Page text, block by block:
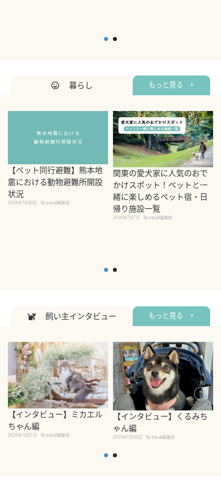
暮らし もっと見る +
【ペット同行避難】熊本地
震における動物避難所開設
状況
2026年7月30日 By equall編集部
関東の愛犬家に人気のおで
かけスポット！ペットと一
緒に楽しめるペット宿・日
帰り施設一覧
2026年7月7日 By equall編集部
飼い主インタビュー もっと見る +
【インタビュー】ミカエル
ちゃん編
2025年1月31日 By equall編集部
【インタビュー】くるみち
ゃん編
2025年1月30日 By equall編集部